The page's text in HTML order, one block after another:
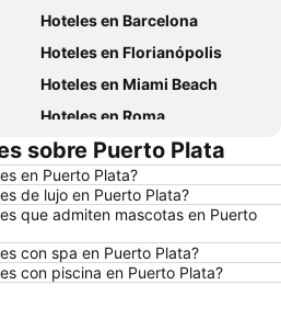
Hoteles en Barcelona
Hoteles en Florianópolis
Hoteles en Miami Beach
Hoteles en Roma
Hoteles en Puerto Montt
Hoteles en Valdivia
Hoteles en Búzios
Hoteles en Arica
Hoteles en Curazao
sobre Puerto Plata
en Puerto Plata?
de lujo en Puerto Plata?
que admiten mascotas en Puerto
con spa en Puerto Plata?
con piscina en Puerto Plata?